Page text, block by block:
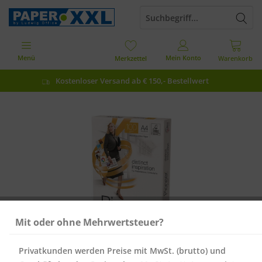
Kostenloser Versand ab € 150,- Bestellwert
Warenkorb
Merkzettel Mein Konto
Menü
Mit oder ohne Mehrwertsteuer?
Privatkunden werden Preise mit MwSt. (brutto) und